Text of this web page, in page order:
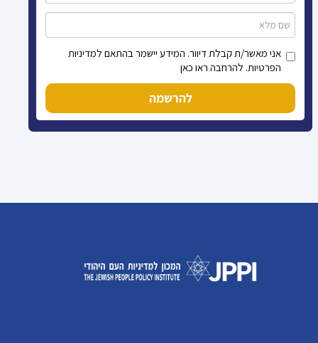
אני מאשר/ת קבלת דיוור. המידע יישמר בהתאם למדיניות
הפרטיות. להרחבה ראו כאן
להרשמה